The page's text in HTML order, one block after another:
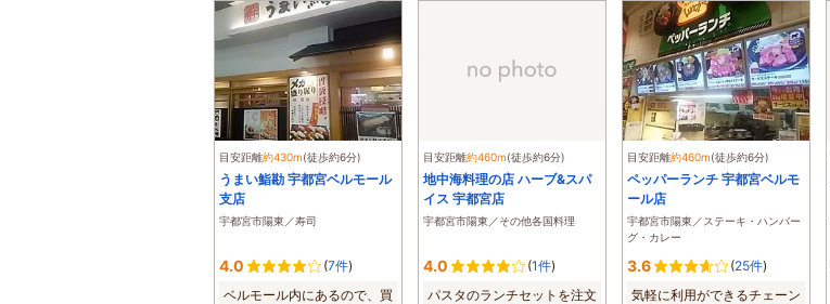
目安距離約430m(徒歩約6分)
うまい鮨勘 宇都宮ベルモール
支店
宇都宮市陽東／寿司
4.0 (7件)
ベルモール内にあるので、買
目安距離約460m(徒歩約6分)
地中海料理の店 ハーブ&スパ
イス 宇都宮店
宇都宮市陽東／その他各国料理
4.0 (1件)
パスタのランチセットを注文
目安距離約460m(徒歩約6分)
ペッパーランチ 宇都宮ベルモ
ール店
宇都宮市陽東／ステーキ・ハンバー
グ・カレー
3.6 (25件)
気軽に利用ができるチェーン